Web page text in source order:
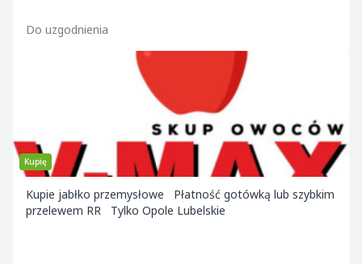
Do uzgodnienia
Kupię
Kupie jabłko przemysłowe Płatność gotówką lub szybkim
przelewem RR Tylko Opole Lubelskie